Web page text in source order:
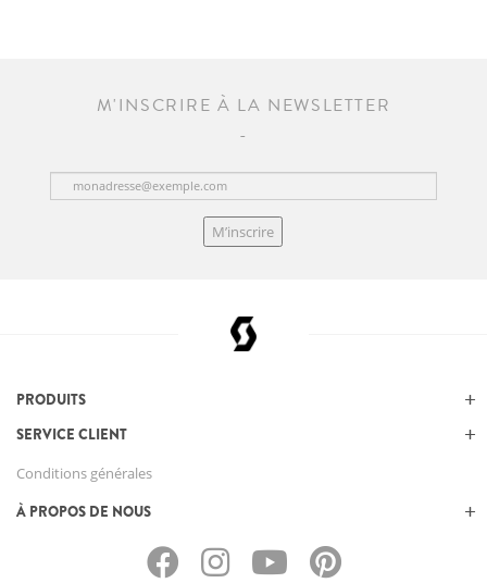
M'INSCRIRE À LA NEWSLETTER
M’inscrire
PRODUITS
SERVICE CLIENT
Conditions générales
À PROPOS DE NOUS